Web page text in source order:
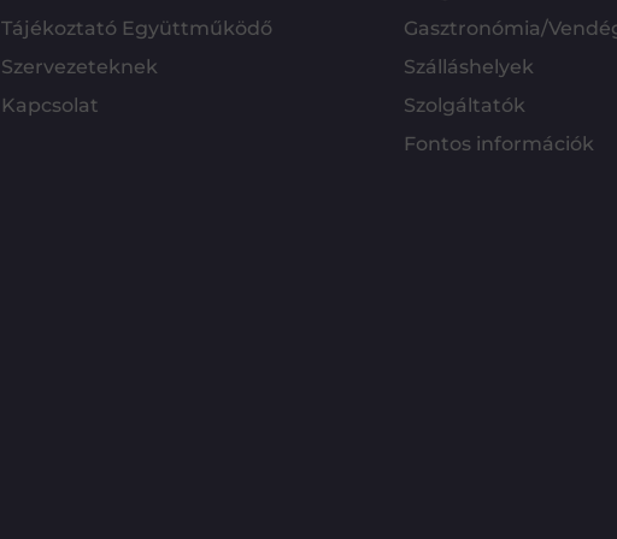
Tájékoztató Együttműködő
Szervezeteknek
Kapcsolat
Gasztronómia/
Szálláshelyek
Szolgáltatók
Fontos információk